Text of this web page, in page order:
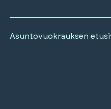
Asuntovuokrauksen